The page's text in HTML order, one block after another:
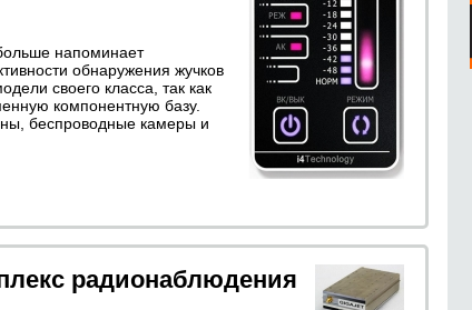
напоминает
обнаружения жучков
своего класса, так как
компонентную базу.
беспроводные камеры и
радионаблюдения